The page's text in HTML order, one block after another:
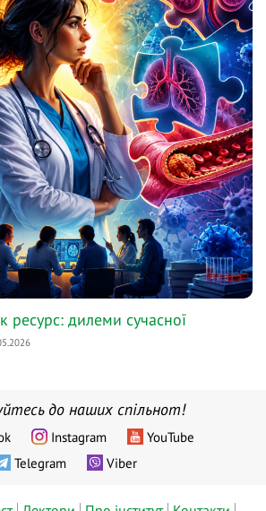
ресурс: дилеми сучасної
до наших спільнот!
Instagram
YouTube
Telegram
Viber